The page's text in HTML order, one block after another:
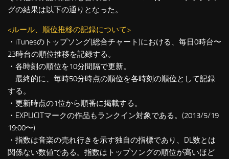
グの結果は以下の通りとなった。
<ルール、順位推移の記録について>
・iTunesのトップソング(総合チャート)における、毎日0時台〜
23時台の順位推移を記録する。
・各時刻の順位を10分間隔で更新。
最終的に、毎時50分時点の順位を各時刻の順位として記録
する。
・更新時点の1位から順番に掲載する。
・EXPLICITマークの作品もランクイン対象である。(2013/5/19
19:00〜)
・指数は音楽の売れ行きを示す独自の指標であり、DL数とは
関係ない数値である。指数はトップソングの順位が高いほど